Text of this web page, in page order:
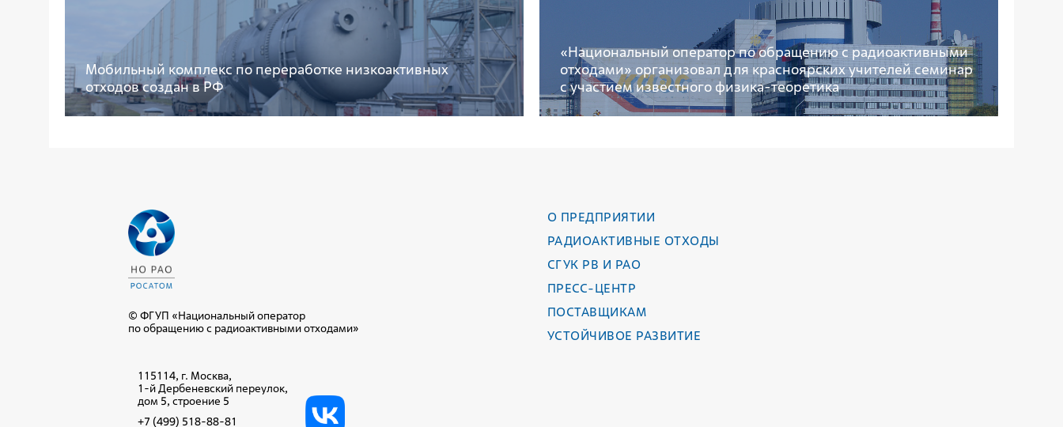
Мобильный комплекс по переработке низкоактивных
отходов создан в РФ
«Национальный оператор по обращению с радиоактивными
отходами» организовал для красноярских учителей семинар
с участием известного физика-теоретика
© ФГУП «Национальный оператор
по обращению с радиоактивными отходами»
115114, г. Москва,
1-й Дербеневский переулок,
дом 5, строение 5
+7 (499) 518-88-81
О ПРЕДПРИЯТИИ
РАДИОАКТИВНЫЕ ОТХОДЫ
СГУК РВ И РАО
ПРЕСС-ЦЕНТР
ПОСТАВЩИКАМ
УСТОЙЧИВОЕ РАЗВИТИЕ